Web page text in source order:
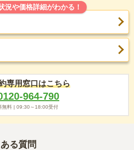
況や価格詳細がわかる！
専用窓口はこちら
964-790
無料 | 09:30～18:00受付
る質問